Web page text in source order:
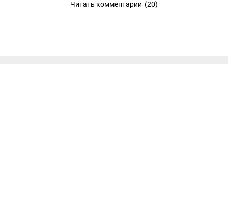
Читать комментарии (20)